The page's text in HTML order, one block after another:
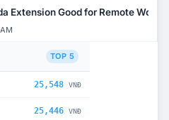
Extension Good for Remote Work?
TOP 5
25,548 VNĐ
25,446 VNĐ